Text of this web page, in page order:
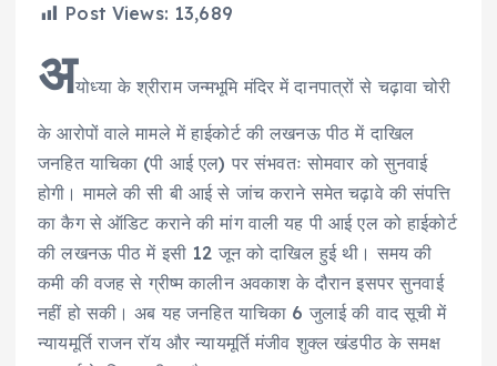
Post Views: 13,689
अयोध्या के श्रीराम जन्मभूमि मंदिर में दानपात्रों से चढ़ावा चोरी
के आरोपों वाले मामले में हाईकोर्ट की लखनऊ पीठ में दाखिल
जनहित याचिका (पी आई एल) पर संभवतः सोमवार को सुनवाई
होगी। मामले की सी बी आई से जांच कराने समेत चढ़ावे की संपत्ति
का कैग से ऑडिट कराने की मांग वाली यह पी आई एल को हाईकोर्ट
की लखनऊ पीठ में इसी 12 जून को दाखिल हुई थी। समय की
कमी की वजह से ग्रीष्म कालीन अवकाश के दौरान इसपर सुनवाई
नहीं हो सकी। अब यह जनहित याचिका 6 जुलाई की वाद सूची में
न्यायमूर्ति राजन रॉय और न्यायमूर्ति मंजीव शुक्ल खंडपीठ के समक्ष